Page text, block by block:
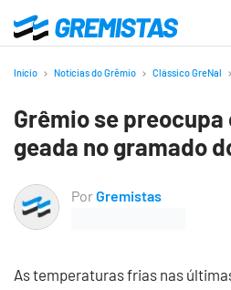
para
principal
Gremistas
Início Notícias do Grêmio Clássico GreNal
Grêmio se
geada no gramado
PorGremistas
As temperaturas frias nas